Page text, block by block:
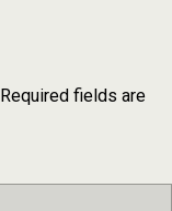
Required fields are